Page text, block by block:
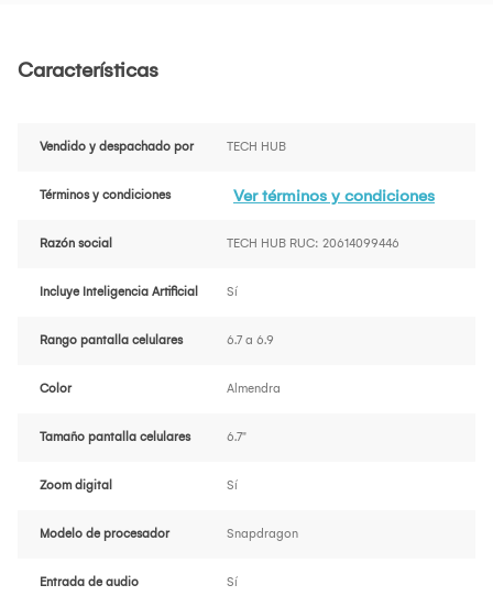
Características
Vendido y despachado por TECH HUB
Términos y condiciones Ver términos y condiciones
Razón social TECH HUB RUC: 20614099446
Incluye Inteligencia Artificial Sí
Rango pantalla celulares 6.7 a 6.9
Color Almendra
Tamaño pantalla celulares 6.7"
Zoom digital Sí
Modelo de procesador Snapdragon
Entrada de audio Sí